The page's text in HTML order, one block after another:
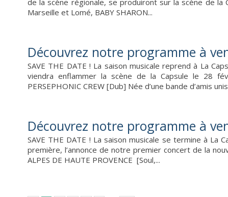
de la scène régionale, se produiront sur la scène de la
Marseille et Lomé, BABY SHARON...
Découvrez notre programme à
SAVE THE DATE ! La saison musicale reprend à La
viendra enflammer la scène de la Capsule le 28
PERSEPHONIC CREW [Dub] Née d’une bande d’amis
Découvrez notre programme à
SAVE THE DATE ! La saison musicale se termine à La
première, l’annonce de notre premier concert de la
ALPES DE HAUTE PROVENCE [Soul,...